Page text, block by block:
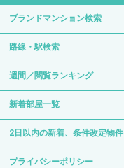
ブランドマンション検索
路線・駅検索
週間／閲覧ランキング
新着部屋一覧
2日以内の新着、条件改定物件
プライバシーポリシー